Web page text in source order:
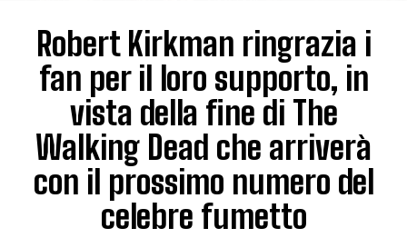
Robert Kirkman ringrazia i
fan per il loro supporto, in
vista della fine di The
Walking Dead che arriverà
con il prossimo numero del
celebre fumetto